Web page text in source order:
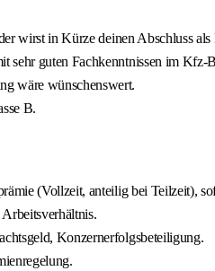
wirst in Kürze deinen Abschluss
sehr guten Fachkenntnissen im
wäre wünschenswert.
B.
(Vollzeit, anteilig bei Teilzeit),
Konzernerfolgsbeteiligung.